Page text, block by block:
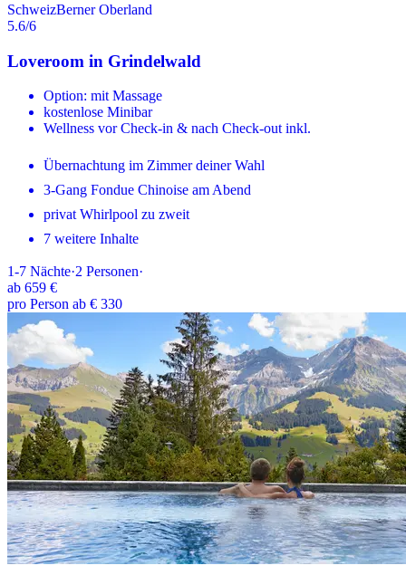
SchweizBerner Oberland
5.6/6
Loveroom in Grindelwald
Option: mit Massage
kostenlose Minibar
Wellness vor Check-in & nach Check-out inkl.
Übernachtung im Zimmer deiner Wahl
3-Gang Fondue Chinoise am Abend
privat Whirlpool zu zweit
7 weitere Inhalte
1-7 Nächte·2 Personen·
ab 659 €
pro Person ab € 330